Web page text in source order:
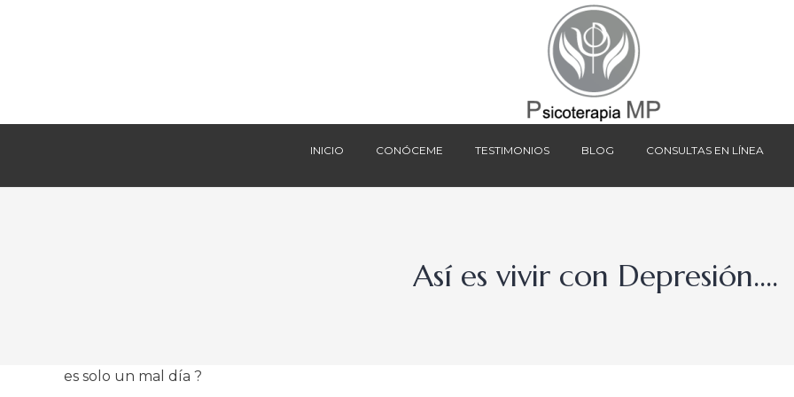
INICIO CONÓCEME TESTIMONIOS BLOG CONSULTAS EN LÍNEA
Así es vivir con Depresión….
es solo un mal día ?
BLOG